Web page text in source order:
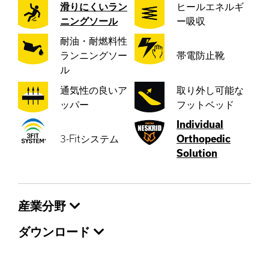
滑りにくいラン
ニングソール
ヒールエネルギ
ー吸収
耐油・耐燃料性
ランニングソー
ル
帯電防止靴
通気性の良いア
ッパー
取り外し可能な
フットベッド
3-Fitシステム
Individual
Orthopedic
Solution
産業分野
ダウンロード